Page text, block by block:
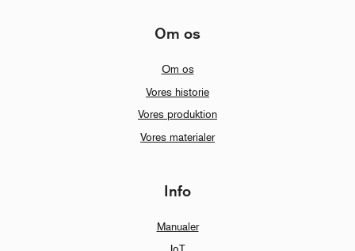
Om os
Om os
Vores historie
Vores produktion
Vores materialer
Info
Manualer